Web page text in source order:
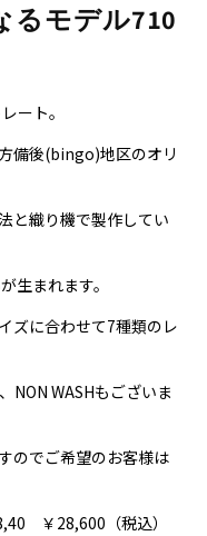
るモデル710
ート。
備後(bingo)地区のオリ
と織り機で製作してい
生まれます。
ズに合わせて7種類のレ
NON WASHもございま
のでご希望のお客様は
￥28,600（税込）